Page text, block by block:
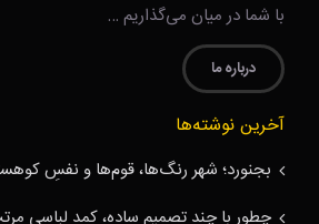
با شما در میان می‌گذاریم …
درباره ما
آخرین نوشته‌ها
بجنورد؛ شهر رنگ‌ها، قوم‌ها و نفسِ
چطور با چند تصمیم ساده، کمد لباسی